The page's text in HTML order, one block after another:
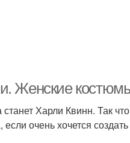
Женские
Харли Квинн. Так
очень хочется